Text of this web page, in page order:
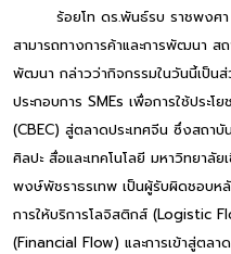
ร้อยโท ดร.พันธ์รบ ราชพงศา
สามารถทางการค้าและการพัฒนา สถ
พัฒนา กล่าวว่ากิจกรรมในวันนี้เป็
ประกอบการ SMEs เพื่อการใช้ประ
(CBEC) สู่ตลาดประเทศจีน ซึ่งสถา
ศิลปะ สื่อและเทคโนโลยี มหาวิทยา
พงษ์พัชราธรเทพ เป็นผู้รับผิดชอบห
การให้บริการโลจิสติกส์ (Logistic
(Financial Flow) และการเข้าสู่ต